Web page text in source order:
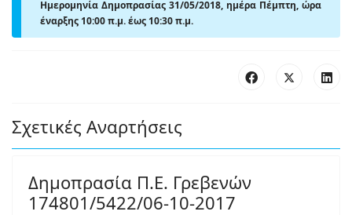
Ημερομηνία Δημοπρασίας 31/05/2018, ημέρα Πέμπτη, ώρα
έναρξης 10:00 π.μ. έως 10:30 π.μ.
Σχετικές Αναρτήσεις
Δημοπρασία Π.Ε. Γρεβενών
174801/5422/06-10-2017